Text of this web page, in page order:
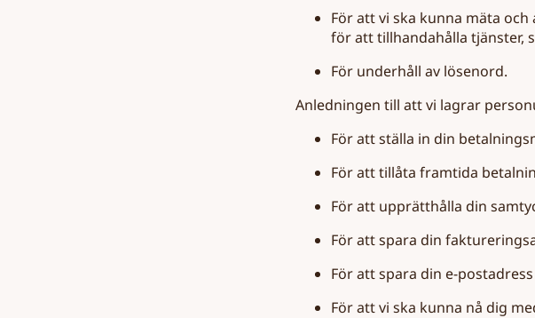
För att vi ska kunna mäta
för att tillhandahålla tjänster,
För underhåll av lösenord.
Anledningen till att vi lagrar
För att ställa in din
För att tillåta framtida
För att upprätthålla din
För att spara din
För att spara din e-
För att vi ska kunna nå dig